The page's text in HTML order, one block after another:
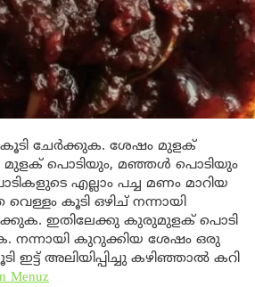
കൂടി ചേർക്കുക. ശേഷം മുളക്
മുളക് പൊടിയും, മഞ്ഞൾ പൊടിയും
എല്ലാം പച്ച മണം മാറിയ
കൂടി ഒഴിച് നന്നായി
എടുക്കുക. ഇതിലേക്കു കുരുമുളക് പൊടി
നന്നായി കുറുക്കിയ ശേഷം ഒരു
അലിയിപ്പിച്ചു കഴിഞ്ഞാൽ കറി
Menuz